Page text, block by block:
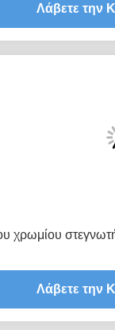
Λάβετε την
χρωμίου
Λάβετε την